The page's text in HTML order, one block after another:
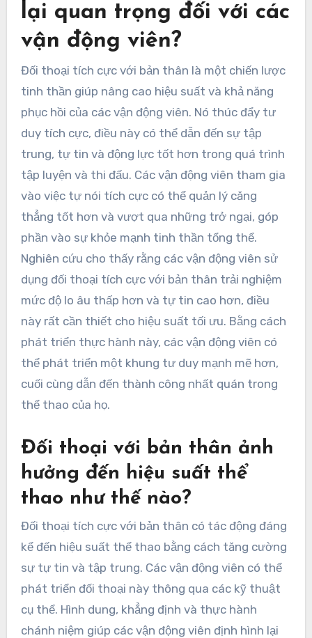
lại quan trọng đối với các
vận động viên?
Đối thoại tích cực với bản thân là một chiến lược
tinh thần giúp nâng cao hiệu suất và khả năng
phục hồi của các vận động viên. Nó thúc đẩy tư
duy tích cực, điều này có thể dẫn đến sự tập
trung, tự tin và động lực tốt hơn trong quá trình
tập luyện và thi đấu. Các vận động viên tham gia
vào việc tự nói tích cực có thể quản lý căng
thẳng tốt hơn và vượt qua những trở ngại, góp
phần vào sự khỏe mạnh tinh thần tổng thể.
Nghiên cứu cho thấy rằng các vận động viên sử
dụng đối thoại tích cực với bản thân trải nghiệm
mức độ lo âu thấp hơn và tự tin cao hơn, điều
này rất cần thiết cho hiệu suất tối ưu. Bằng cách
phát triển thực hành này, các vận động viên có
thể phát triển một khung tư duy mạnh mẽ hơn,
cuối cùng dẫn đến thành công nhất quán trong
thể thao của họ.
Đối thoại với bản thân ảnh
hưởng đến hiệu suất thể
thao như thế nào?
Đối thoại tích cực với bản thân có tác động đáng
kể đến hiệu suất thể thao bằng cách tăng cường
sự tự tin và tập trung. Các vận động viên có thể
phát triển đối thoại này thông qua các kỹ thuật
cụ thể. Hình dung, khẳng định và thực hành
chánh niệm giúp các vận động viên định hình lại